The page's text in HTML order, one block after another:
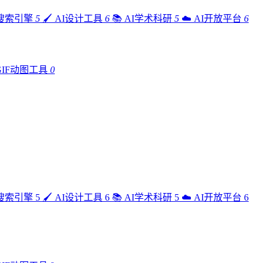
索引擎 5 🖌️ AI设计工具 6 📚 AI学术科研 5 ☁️ AI开放平台 6
动图工具 0
索引擎 5 🖌️ AI设计工具 6 📚 AI学术科研 5 ☁️ AI开放平台 6